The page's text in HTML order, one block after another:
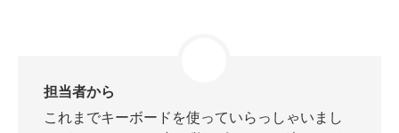
担当者から
これまでキーボードを使っていらっしゃいまし